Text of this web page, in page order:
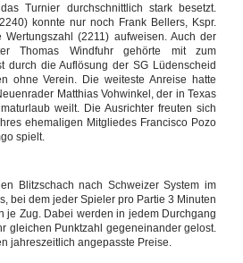
Turnier durchschnittlich stark besetzt.
konnte nur noch Frank Bellers, Kspr.
(2211) aufweisen. Auch der
Thomas Windfuhr gehörte mit zum
durch die Auflösung der SG Lüdenscheid
ohne Verein. Die weiteste Anreise hatte
Matthias Vohwinkel, der in Texas
weilt. Die Ausrichter freuten sich
ehemaligen Mitgliedes Francisco Pozo
spielt.
Blitzschach nach Schweizer System im
bei dem jeder Spieler pro Partie 3 Minuten
je Zug. Dabei werden in jedem Durchgang
gleichen Punktzahl gegeneinander gelost.
jahreszeitlich angepasste Preise.